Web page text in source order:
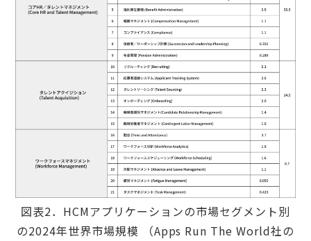
図表2．HCMアプリケーションの市場セグメント別
の2024年世界市場規模 （Apps Run The World社の